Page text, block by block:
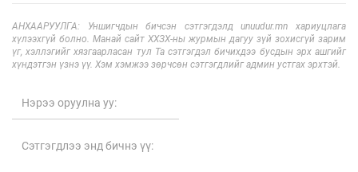
АНХААРУУЛГА: Уншигчдын бичсэн сэтгэгдэлд unuudur.mn хариуцлага
хүлээхгүй болно. Манай сайт ХХЗХ-ны журмын дагуу зүй зохисгүй зарим
үг, хэллэгийг хязгаарласан тул Та сэтгэгдэл бичихдээ бусдын эрх ашгийг
хүндэтгэн үзнэ үү. Хэм хэмжээ зөрчсөн сэтгэгдлийг админ устгах эрхтэй.